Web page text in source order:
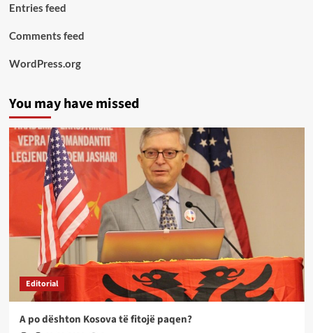
Entries feed
Comments feed
WordPress.org
You may have missed
Editorial
A po dështon Kosova të fitojë paqen?